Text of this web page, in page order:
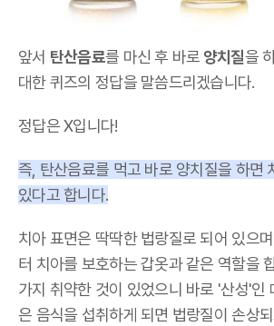
앞서 탄산음료를 마신 후 바로 양치질을
대한 퀴즈의 정답을 말씀드리겠습니다.
정답은 X입니다!
즉, 탄산음료를 먹고 바로 양치질을 하면
있다고 합니다.
치아 표면은 딱딱한 법랑질로 되어 있으
터 치아를 보호하는 갑옷과 같은 역할을
가지 취약한 것이 있었으니 바로 '산성'인
은 음식을 섭취하게 되면 법랑질이 손상